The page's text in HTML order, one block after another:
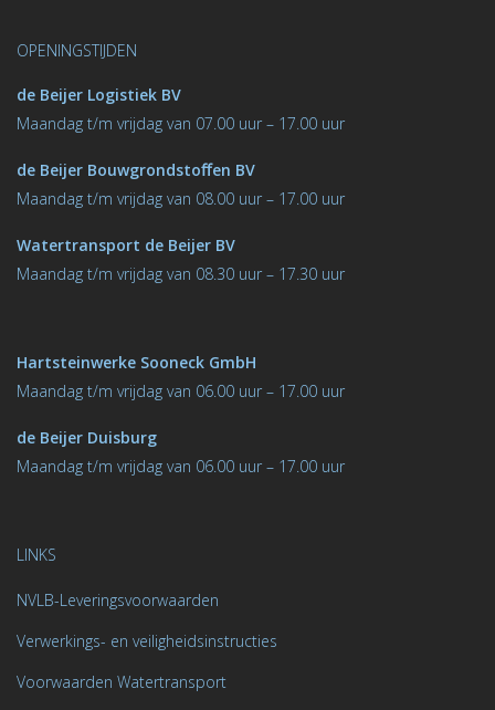
OPENINGSTIJDEN
de Beijer Logistiek BV
Maandag t/m vrijdag van 07.00 uur – 17.00 uur
de Beijer Bouwgrondstoﬀen BV
Maandag t/m vrijdag van 08.00 uur – 17.00 uur
Watertransport de Beijer BV
Maandag t/m vrijdag van 08.30 uur – 17.30 uur
Hartsteinwerke Sooneck GmbH
Maandag t/m vrijdag van 06.00 uur – 17.00 uur
de Beijer Duisburg
Maandag t/m vrijdag van 06.00 uur – 17.00 uur
LINKS
NVLB-Leveringsvoorwaarden
Verwerkings- en veiligheidsinstructies
Voorwaarden Watertransport